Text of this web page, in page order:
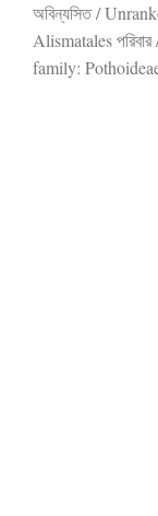
অবিন্যসিত /
Alismatales
family: